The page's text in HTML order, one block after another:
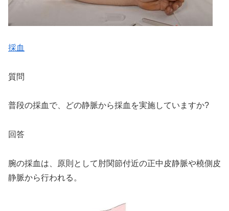
採血
質問
普段の採血で、どの静脈から採血を実施していますか?
回答
腕の採血は、原則として肘関節付近の正中皮静脈や橈側皮
静脈から行われる。